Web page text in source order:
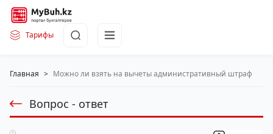
Тарифы
Главная > Можно ли взять на вычеты административный штраф
Вопрос - ответ